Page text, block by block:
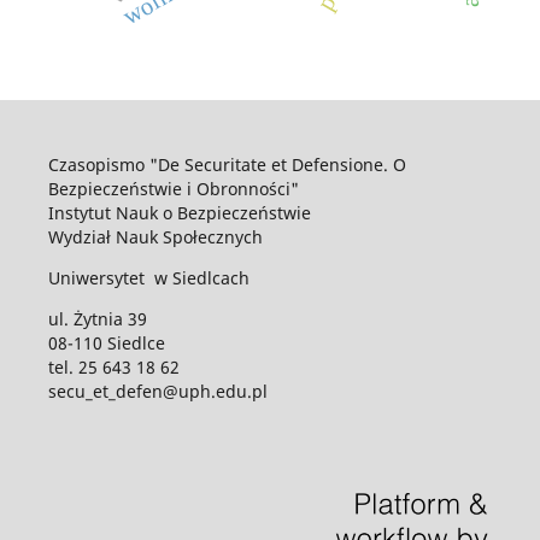
Czasopismo "De Securitate et Defensione. O
Bezpieczeństwie i Obronności"
Instytut Nauk o Bezpieczeństwie
Wydział Nauk Społecznych
Uniwersytet w Siedlcach
ul. Żytnia 39
08-110 Siedlce
tel. 25 643 18 62
secu_et_defen@uph.edu.pl